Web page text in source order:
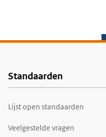
Voet
Standaarden
Lijst open standaarden
Veelgestelde vragen